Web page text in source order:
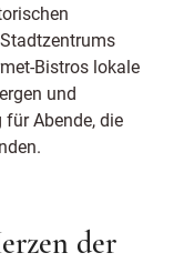
Bistros lokale
und
Abende, die
der